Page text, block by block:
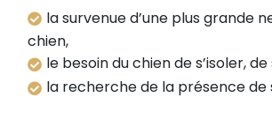
la survenue d’une plus grande
chien,
le besoin du chien de s’isoler,
la recherche de la présence de